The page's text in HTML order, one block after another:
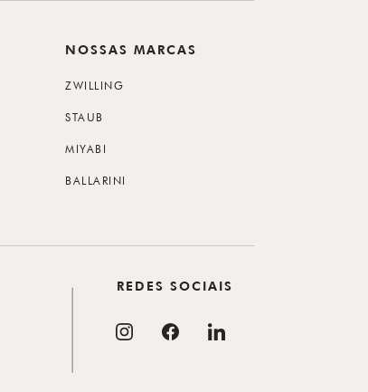
NOSSAS MARCAS
ZWILLING
STAUB
MIYABI
BALLARINI
REDES SOCIAIS